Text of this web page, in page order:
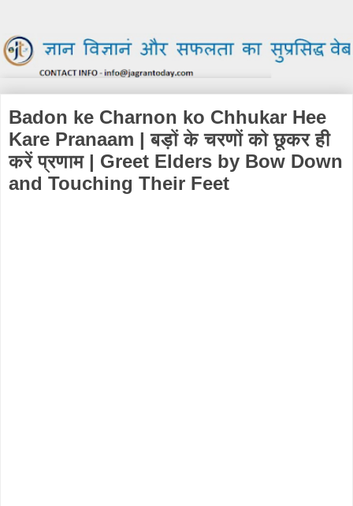
Badon ke Charnon ko Chhukar Hee
Kare Pranaam | बड़ों के चरणों को छूकर ही
करें प्रणाम | Greet Elders by Bow Down
and Touching Their Feet